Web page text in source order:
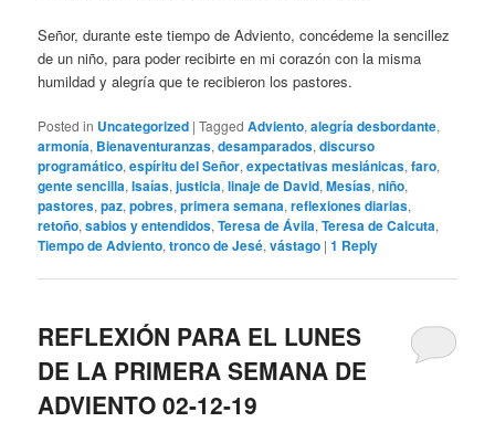
Señor, durante este tiempo de Adviento, concédeme la sencillez
de un niño, para poder recibirte en mi corazón con la misma
humildad y alegría que te recibieron los pastores.
Posted in Uncategorized |Tagged Adviento,alegría desbordante,
armonía, Bienaventuranzas,desamparados,discurso
programático,espíritu del Señor,expectativas mesiánicas,faro,
gente sencilla,Isaías,justicia,linaje de David,Mesías,niño,
pastores,paz,pobres,primera semana,reflexiones diarias,
retoño,sabios y entendidos,Teresa de Ávila,Teresa de Calcuta,
Tiempo de Adviento,tronco de Jesé,vástago |1 Reply
REFLEXIÓN PARA EL LUNES
DE LA PRIMERA SEMANA DE
ADVIENTO 02-12-19